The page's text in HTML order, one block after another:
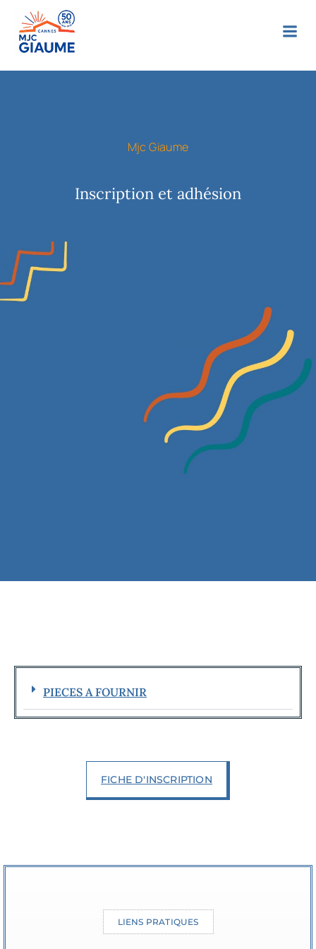
Mjc Giaume
Inscription et adhésion
PIECES A FOURNIR
FICHE D'INSCRIPTION
LIENS PRATIQUES